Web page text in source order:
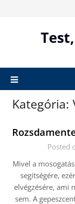
Kategória:
Posted
Mivel a
segítségére,
elvégzésére, ami
sem. A